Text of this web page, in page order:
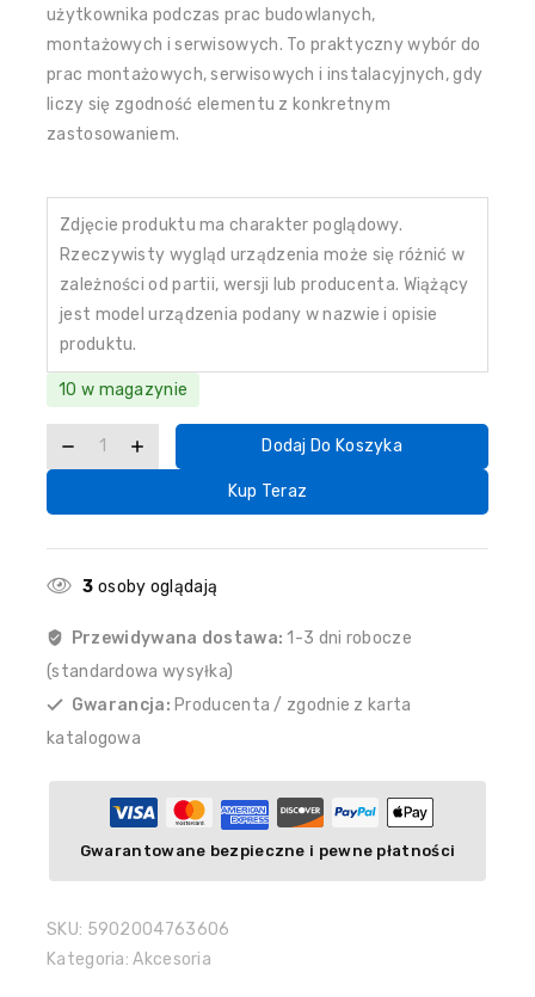
użytkownika podczas prac budowlanych,
montażowych i serwisowych. To praktyczny wybór do
prac montażowych, serwisowych i instalacyjnych, gdy
liczy się zgodność elementu z konkretnym
zastosowaniem.
Zdjęcie produktu ma charakter poglądowy.
Rzeczywisty wygląd urządzenia może się różnić w
zależności od partii, wersji lub producenta. Wiążący
jest model urządzenia podany w nazwie i opisie
produktu.
10 w magazynie
Dodaj Do Koszyka
Kup Teraz
3 osoby oglądają
Przewidywana dostawa: 1-3 dni robocze
(standardowa wysyłka)
Gwarancja: Producenta / zgodnie z karta
katalogowa
Gwarantowane bezpieczne i pewne płatności
SKU: 5902004763606
Kategoria:Akcesoria